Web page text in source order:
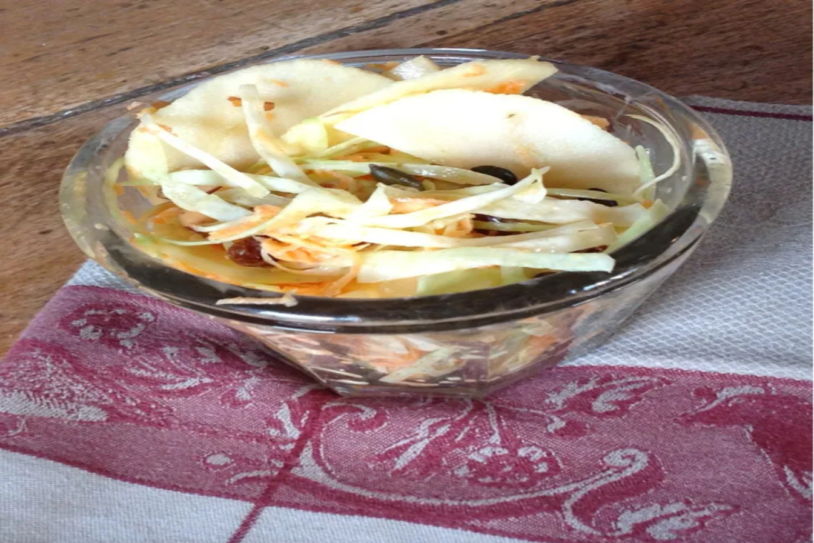
Recettes
Traiteur
Tag
#mayonnaise
1recettedans cette sélection.
Voir dans la recherche
Coleslaw
3 h FacileEntrées
#Accompagnement #carotte#chou blanc